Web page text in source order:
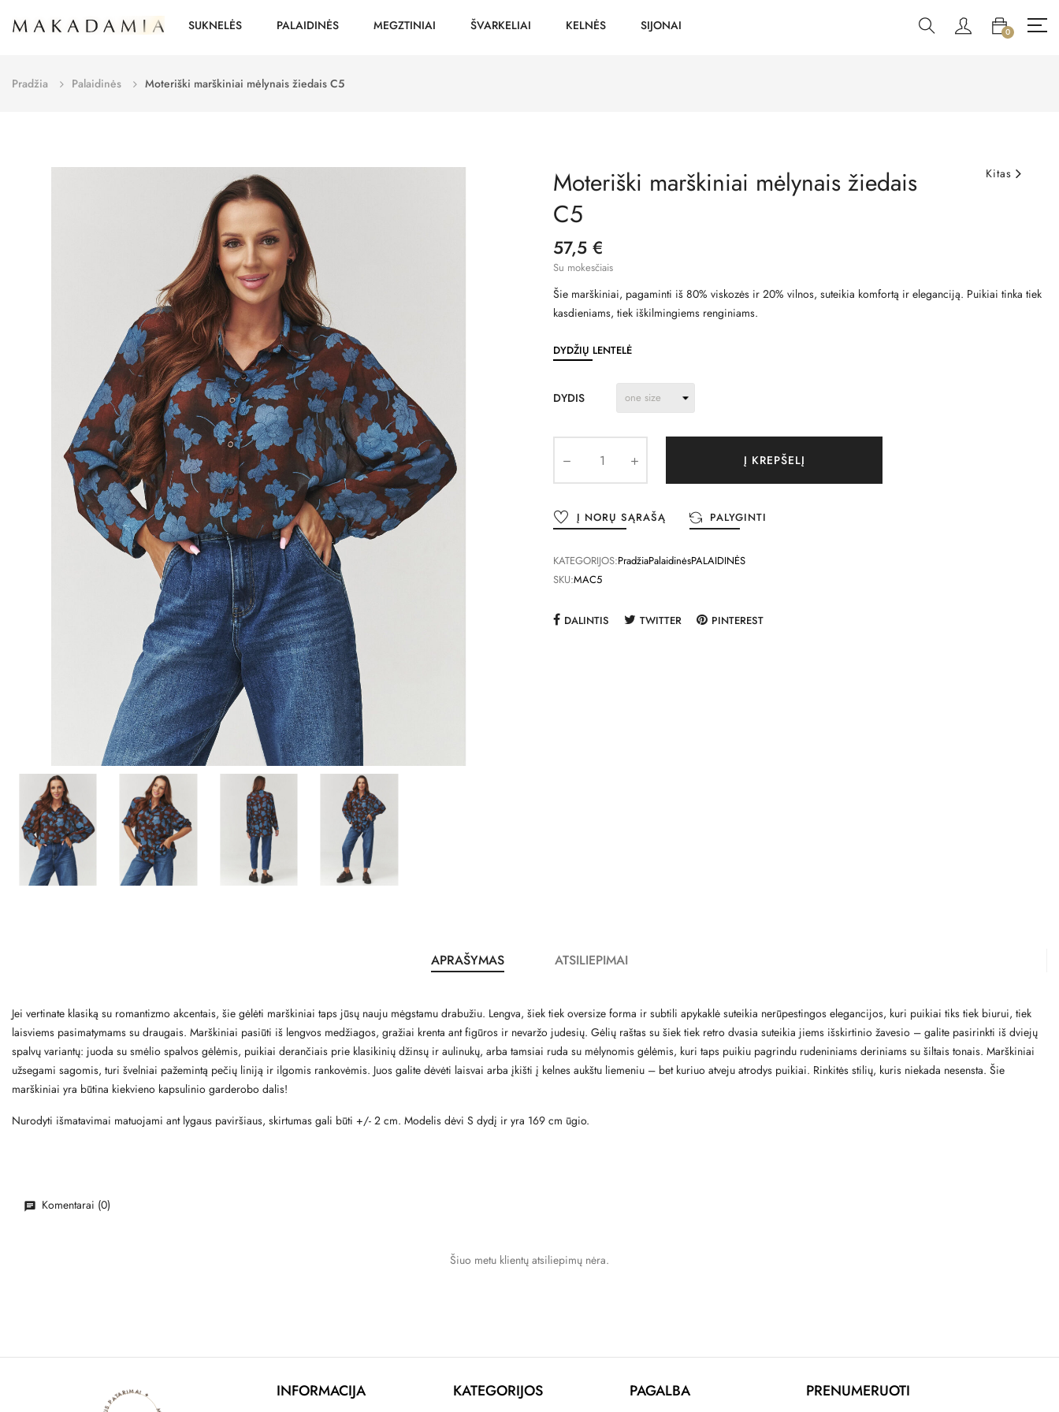
SUKNELĖS PALAIDINĖS MEGZTINIAI ŠVARKELIAI KELNĖS SIJONAI 0
Pradžia Palaidinės Moteriški marškiniai mėlynais žiedais C5
Kitas
Moteriški marškiniai mėlynais žiedais
C5
57,5 €
Su mokesčiais
Šie marškiniai, pagaminti iš 80% viskozės ir 20% vilnos, suteikia komfortą ir eleganciją. Puikiai tinka tiek
kasdieniams, tiek iškilmingiems renginiams.
DYDŽIŲ LENTELĖ
DYDIS
Į KREPŠELĮ
Į NORŲ SĄRAŠĄ PALYGINTI
KATEGORIJOS:PradžiaPalaidinėsPALAIDINĖS
SKU:MAC5
DALINTIS TWITTER PINTEREST
APRAŠYMAS ATSILIEPIMAI
Jei vertinate klasiką su romantizmo akcentais, šie gėlėti marškiniai taps jūsų nauju mėgstamu drabužiu. Lengva, šiek tiek oversize forma ir subtili apykaklė suteikia nerūpestingos elegancijos, kuri puikiai tiks tiek biurui, tiek
laisviems pasimatymams su draugais. Marškiniai pasiūti iš lengvos medžiagos, gražiai krenta ant figūros ir nevaržo judesių. Gėlių raštas su šiek tiek retro dvasia suteikia jiems išskirtinio žavesio – galite pasirinkti iš dviejų
spalvų variantų: juoda su smėlio spalvos gėlėmis, puikiai derančiais prie klasikinių džinsų ir aulinukų, arba tamsiai ruda su mėlynomis gėlėmis, kuri taps puikiu pagrindu rudeniniams deriniams su šiltais tonais. Marškiniai
užsegami sagomis, turi švelniai pažemintą pečių liniją ir ilgomis rankovėmis. Juos galite dėvėti laisvai arba įkišti į kelnes aukštu liemeniu – bet kuriuo atveju atrodys puikiai. Rinkitės stilių, kuris niekada nesensta. Šie
marškiniai yra būtina kiekvieno kapsulinio garderobo dalis!
Nurodyti išmatavimai matuojami ant lygaus paviršiaus, skirtumas gali būti +/- 2 cm. Modelis dėvi S dydį ir yra 169 cm ūgio.
Komentarai (0)
Šiuo metu klientų atsiliepimų nėra.
INFORMACIJA KATEGORIJOS PAGALBA PRENUMERUOTI